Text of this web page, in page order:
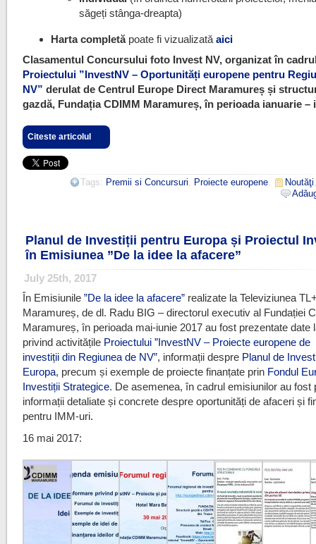
săgeți stânga-dreapta)
Harta completă poate fi vizualizată aici
Clasamentul Concursului foto Invest NV, organizat în
Proiectului ”InvestNV – Oportunități europene pentru
NV” derulat de Centrul Europe Direct Maramureș și
gazdă, Fundația CDIMM Maramureș, în perioada ianuarie –
Citeste articolul
Tags: Premii si Concursuri, Proiecte europene. Noutăţi
Planul de Investiții pentru Europa și Proiectul
în Emisiunea ”De la idee la afacere”
July 25th, 2017
În Emisiunile”De la idee la afacere” realizate la Televiziunea
Maramureș, de dl. Radu BIG – directorul executiv al Fundației
Maramureș, în perioada mai-iunie 2017 au fost prezentate date
privind activitățile Proiectului ”InvestNV – Proiecte europene de
investiții din Regiunea de NV”, informații despre Planul de
Europa, precum și exemple de proiecte finanțate prin Fondul
Investiții Strategice. De asemenea, în cadrul emisiunilor au fost
informații detaliate și concrete despre oportunități de afaceri și
pentru IMM-uri.
16 mai 2017: